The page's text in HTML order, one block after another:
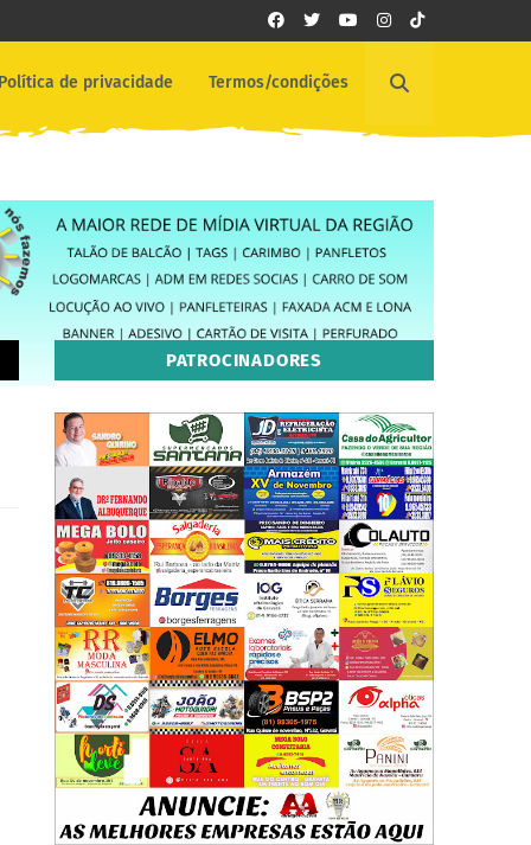
de privacidade Termos/condições
PATROCINADORES